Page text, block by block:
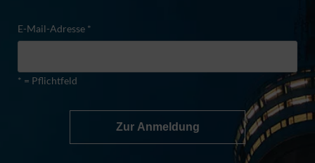
E-Mail-Adresse *
* = Pflichtfeld
Zur Anmeldung